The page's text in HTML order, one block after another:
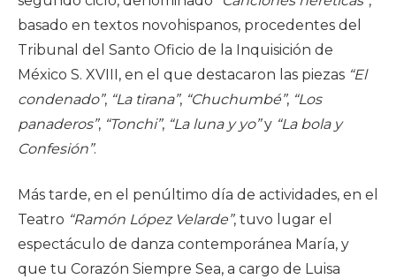
basado en textos novohispanos, procedentes del
Tribunal del Santo Oficio de la Inquisición de
México S. XVIII, en el que destacaron las piezas “El
condenado”, “La tirana”, “Chuchumbé”, “Los
panaderos”, “Tonchi”, “La luna y yo”y “La bola y
Confesión”.
Más tarde, en el penúltimo día de actividades, en el
Teatro “Ramón López Velarde”, tuvo lugar el
espectáculo de danza contemporánea María, y
que tu Corazón Siempre Sea, a cargo de Luisa